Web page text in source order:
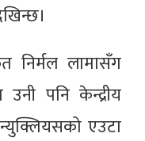
निर्मल लामासँग
पनि केन्द्रीय
एउटा